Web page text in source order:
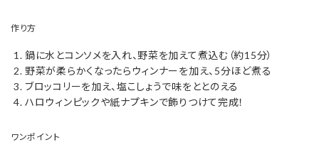
作り方
鍋に水とコンソメを入れ、野菜を加えて煮込む（約15分）
野菜が柔らかくなったらウィンナーを加え、5分ほど煮る
ブロッコリーを加え、塩こしょうで味をととのえる
ハロウィンピックや紙ナプキンで飾りつけて完成！
ワンポイント